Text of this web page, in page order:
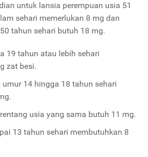
untuk lansia perempuan usia 51
sehari memerlukan 8 mg dan
tahun sehari butuh 18 mg.
19 tahun atau lebih sehari
zat besi.
umur 14 hingga 18 tahun sehari
usia yang sama butuh 11 mg.
13 tahun sehari membutuhkan 8